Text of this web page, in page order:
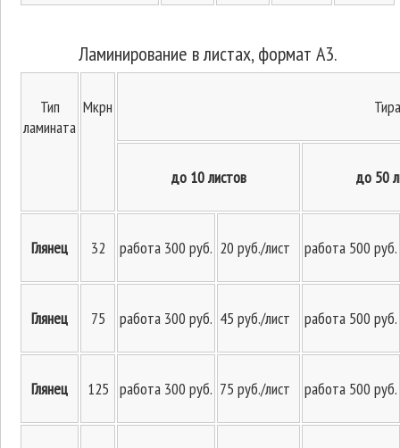
Ламинирование в листах, формат А3.
Тип
ламината
Мкрн
до 10 листов до 50
Глянец 32 работа 300 руб. 20 руб./лист работа 500 руб.
Глянец 75 работа 300 руб. 45 руб./лист работа 500 руб.
Глянец 125 работа 300 руб. 75 руб./лист работа 500 руб.